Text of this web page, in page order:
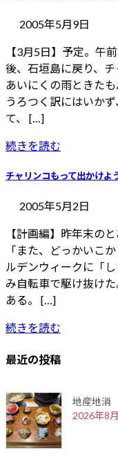
2005年5月9日
【3月5日】予定。午
後、石垣島に戻り、チ
あいにくの雨ときた
うろつく訳にはいか
て、 […]
続きを読む
チャリンコもって出かけよ
2005年5月2日
【計画編】昨年末の
「また、どっかいこ
ルデンウィークに「
み自転車で駆け抜け
ある。 […]
続きを読む
最近の投稿
地産地消
2026年8